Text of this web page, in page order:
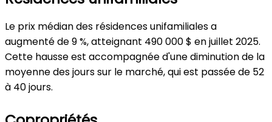
Le prix médian des résidences unifamiliales a
augmenté de 9 %, atteignant 490 000 $ en juillet 2025.
Cette hausse est accompagnée d'une diminution de la
moyenne des jours sur le marché, qui est passée de 52
à 40 jours.